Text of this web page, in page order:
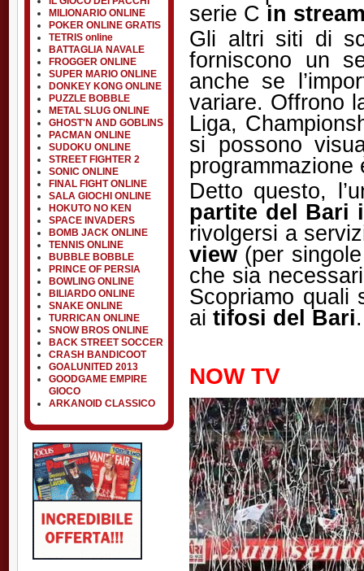
MILIONARIO ONLINE
POKER ONLINE GRATIS
TETRIS online
BATTAGLIA NAVALE
FROGGER ONLINE
SUPER MARIO ONLINE
DONKEY KONG ONLINE
PUZZLE BOBBLE
METAL SLUG ONLINE
GHOST'N AND GOBLINS
PACMAN ONLINE
SUDOKU ONLINE
STREET FIGHTER 2
SONIC ONLINE
FINAL FIGHT ONLINE
SALA GIOCHI ONLINE
HOKUTO NO KEN
SPACE INVADERS
BOMB JACK ONLINE
TENNIS ONLINE
BUBBLE BOBBLE
PRINCE OF PERSIA
BOWLING ONLINE
BILIARDO ONLINE
SNAKE ONLINE
TURRICAN ONLINE
SNOW BROS ONLINE
BACK STREET SOCCER
CRASH BANDICOOT
GOALUNITED 2013
GOODGAME EMPIRE
GIOCO
ARKANOID CLASSICO
serie Cin
Gli altri siti di
forniscono un
anche se
variare. Offrono
Liga,
si possono
Detto questo,
partite del Bari
rivolgersi a
view(per
che sia
Scopriamo quali
ai tifosi del Bari.
NOW TV